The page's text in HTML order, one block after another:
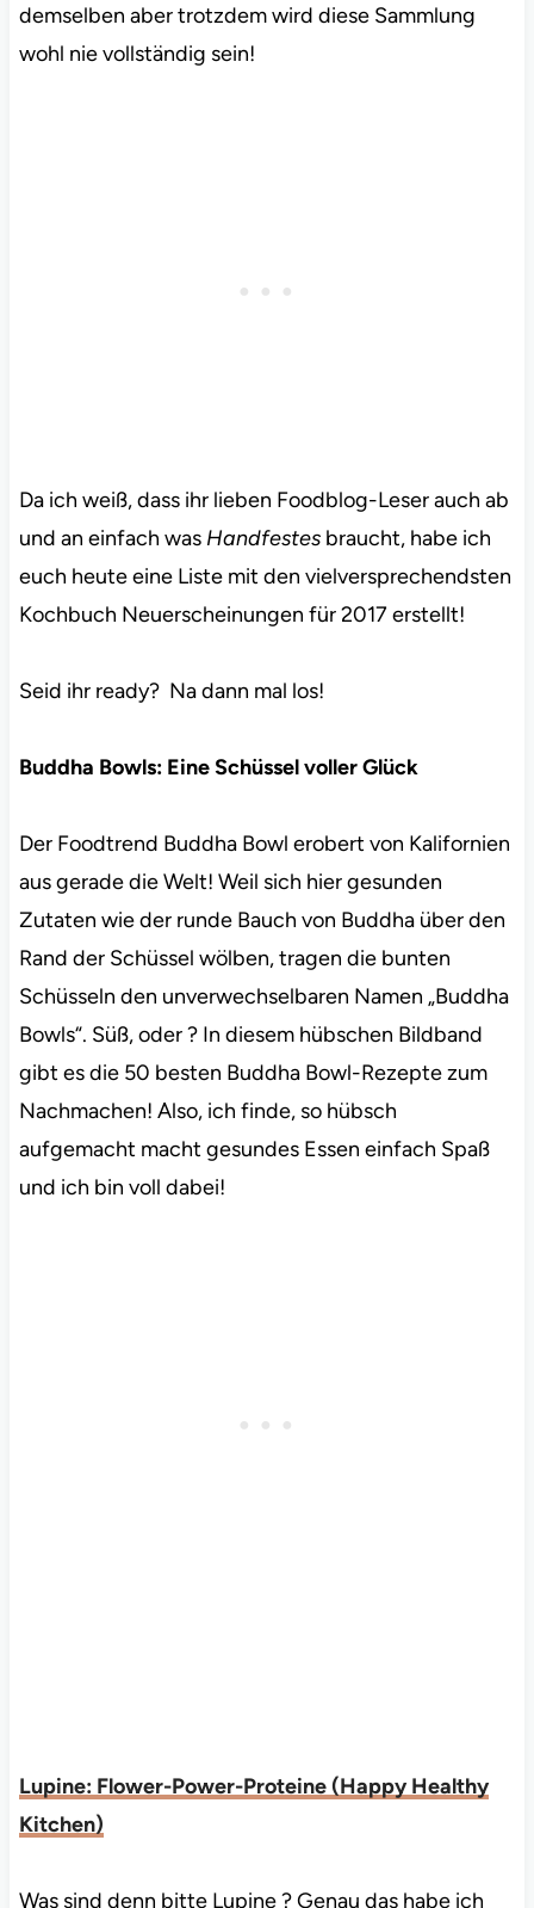
demselben aber trotzdem wird diese Sammlung
wohl nie vollständig sein!
Da ich weiß, dass ihr lieben Foodblog-Leser auch ab
und an einfach wasHandfestesbraucht, habe ich
euch heute eine Liste mit den vielversprechendsten
Kochbuch Neuerscheinungen für 2017 erstellt!
Seid ihr ready? Na dann mal los!
Buddha Bowls: Eine Schüssel voller Glück
Der Foodtrend Buddha Bowl erobert von Kalifornien
aus gerade die Welt! Weil sich hier gesunden
Zutaten wie der runde Bauch von Buddha über den
Rand der Schüssel wölben, tragen die bunten
Schüsseln den unverwechselbaren Namen „Buddha
Bowls“. Süß, oder ? In diesem hübschen Bildband
gibt es die 50 besten Buddha Bowl-Rezepte zum
Nachmachen! Also, ich finde, so hübsch
aufgemacht macht gesundes Essen einfach Spaß
und ich bin voll dabei!
Lupine: Flower-Power-Proteine (Happy Healthy
Kitchen)
Was sind denn bitte Lupine ? Genau das habe ich